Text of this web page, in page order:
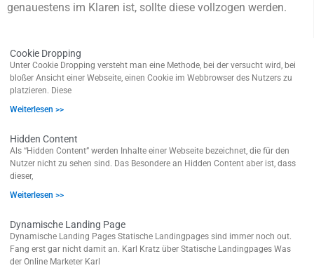
genauestens im Klaren ist, sollte diese vollzogen werden.
Cookie Dropping
Unter Cookie Dropping versteht man eine Methode, bei der versucht wird, bei
bloßer Ansicht einer Webseite, einen Cookie im Webbrowser des Nutzers zu
platzieren. Diese
Weiterlesen >>
Hidden Content
Als “Hidden Content” werden Inhalte einer Webseite bezeichnet, die für den
Nutzer nicht zu sehen sind. Das Besondere an Hidden Content aber ist, dass
dieser,
Weiterlesen >>
Dynamische Landing Page
Dynamische Landing Pages Statische Landingpages sind immer noch out.
Fang erst gar nicht damit an. Karl Kratz über Statische Landingpages Was
der Online Marketer Karl